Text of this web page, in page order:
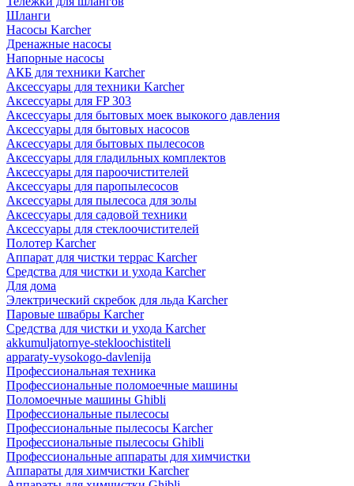
Шланги
Насосы Karcher
Дренажные насосы
Напорные насосы
АКБ для техники Karcher
Аксессуары для техники Karcher
Аксессуары для FP 303
Аксессуары для бытовых моек выкокого давления
Аксессуары для бытовых насосов
Аксессуары для бытовых пылесосов
Аксессуары для гладильных комплектов
Аксессуары для пароочистителей
Аксессуары для паропылесосов
Аксессуары для пылесоса для золы
Аксессуары для садовой техники
Аксессуары для стеклоочистителей
Полотер Karcher
Аппарат для чистки террас Karcher
Средства для чистки и ухода Karcher
Для дома
Электрический скребок для льда Karcher
Паровые швабры Karcher
Средства для чистки и ухода Karcher
akkumuljatornye-stekloochistiteli
apparaty-vysokogo-davlenija
Профессиональная техника
Профессиональные поломоечные машины
Поломоечные машины Ghibli
Профессиональные пылесосы
Профессиональные пылесосы Karcher
Профессиональные пылесосы Ghibli
Профессиональные аппараты для химчистки
Аппараты для химчистки Karcher